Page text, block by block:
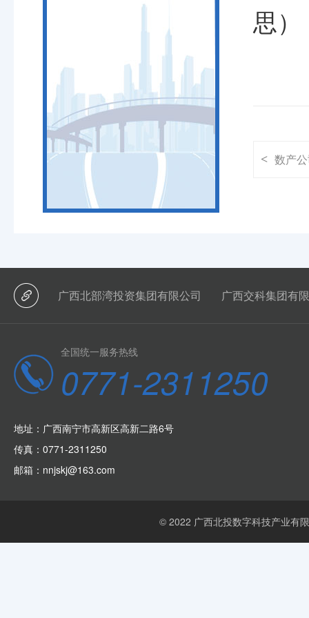
思）
< 数产
广西北部湾投资集团有限公司 广西交科集团有
全国统一服务热线
0771-2311250
地址：广西南宁市高新区高新二路6号
传真：0771-2311250
邮箱：nnjskj@163.com
© 2022 广西北投数字科技产业有